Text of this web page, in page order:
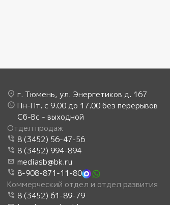
г. Тюмень, ул. Энергетиков д. 167
Пн-Пт. с 9.00 до 17.00 без перерывов
Сб-Вс - выходной
Отдел продаж
8 (3452) 56-47-56
8 (3452) 994-894
mediasb@bk.ru
8-908-871-11-80
Коммерческий отдел и отдел развития
8 (3452) 61-89-79